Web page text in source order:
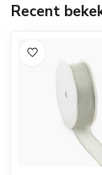
Recent